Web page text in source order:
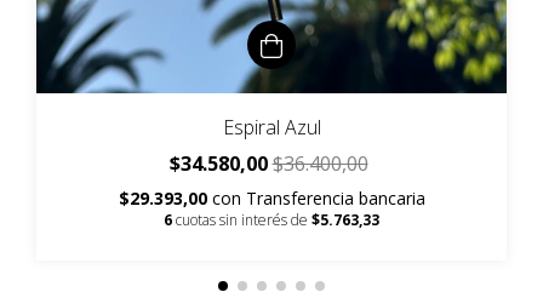
Espiral Azul
$34.580,00$36.400,00
$29.393,00 con Transferencia bancaria
6cuotas sin interés de $5.763,33